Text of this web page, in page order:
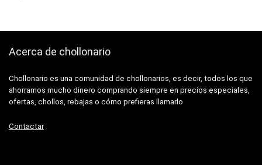
Acerca de chollonario
Chollonario es una comunidad de chollonarios, es decir, todos los que
ahorramos mucho dinero comprando siempre en precios especiales,
ofertas, chollos, rebajas o cómo prefieras llamarlo
Contactar